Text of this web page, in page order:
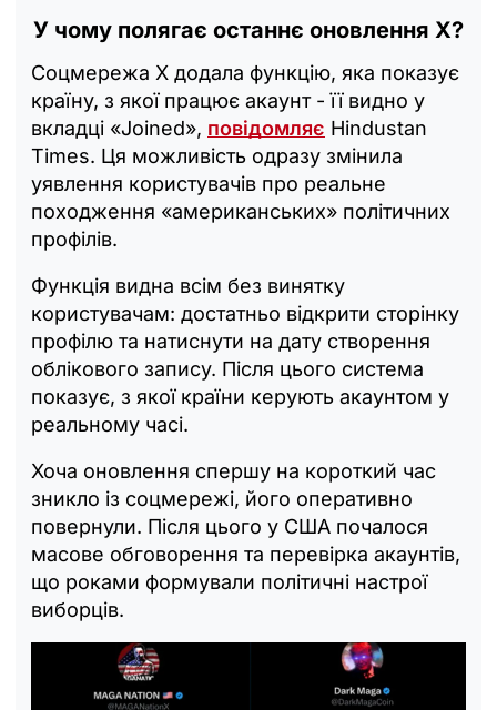
У чому полягає останнє оновлення X?
Соцмережа X додала функцію, яка показує
країну, з якої працює акаунт - її видно у
вкладці «Joined», повідомляє Hindustan
Times. Ця можливість одразу змінила
уявлення користувачів про реальне
походження «американських» політичних
профілів.
Функція видна всім без винятку
користувачам: достатньо відкрити сторінку
профілю та натиснути на дату створення
облікового запису. Після цього система
показує, з якої країни керують акаунтом у
реальному часі.
Хоча оновлення спершу на короткий час
зникло із соцмережі, його оперативно
повернули. Після цього у США почалося
масове обговорення та перевірка акаунтів,
що роками формували політичні настрої
виборців.